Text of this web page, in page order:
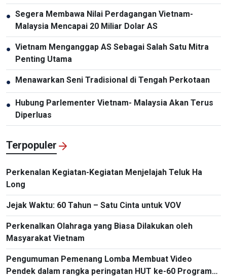
dan Efektif
● Segera Membawa Nilai Perdagangan Vietnam-
Malaysia Mencapai 20 Miliar Dolar AS
● Vietnam Menganggap AS Sebagai Salah Satu Mitra
Penting Utama
● Menawarkan Seni Tradisional di Tengah Perkotaan
●
Hubung Parlementer Vietnam- Malaysia Akan Terus
Diperluas
Terpopuler
Perkenalan Kegiatan-Kegiatan Menjelajah Teluk Ha
Long
Jejak Waktu: 60 Tahun – Satu Cinta untuk VOV
Perkenalkan Olahraga yang Biasa Dilakukan oleh
Masyarakat Vietnam
Pengumuman Pemenang Lomba Membuat Video
Pendek dalam rangka peringatan HUT ke-60 Program